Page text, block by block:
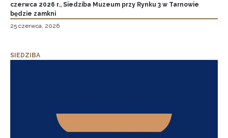
czerwca 2026 r., Siedziba Muzeum przy Rynku 3 w Tarnowie
będzie zamkni
25 czerwca, 2026
SIEDZIBA